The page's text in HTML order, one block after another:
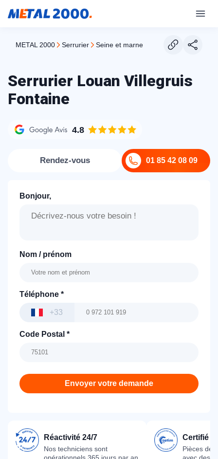
METAL 2000 serrurier seine et marne
Serrurier Louan Villegruis
Fontaine
4.8
01 85 42 08 09
Rendez-vous
Bonjour,
Nom / prénom
Téléphone *
+33
Code Postal *
Envoyer votre demande
Réactivité 24/7
Nos techniciens sont
Certifié
Pièces